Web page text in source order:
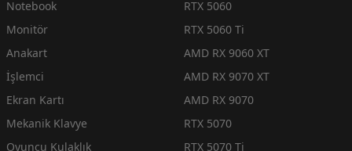
Notebook
Monitör
Anakart
İşlemci
Ekran Kartı
Mekanik Klavye
Oyuncu Kulaklık
RTX 5060
RTX 5060 Ti
AMD RX 9060 XT
AMD RX 9070 XT
AMD RX 9070
RTX 5070
RTX 5070 Ti